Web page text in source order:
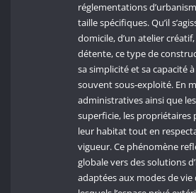
réglementations
taille spécifiques. Qu’il
domicile, d’un atelier
détente, ce type de
sa simplicité et sa capacité
souvent sous-exploité. En
administratives ainsi que
superficie, les propriétaires
leur habitat tout en
vigueur. Ce phénomène
globale vers des solutions
adaptées aux modes de